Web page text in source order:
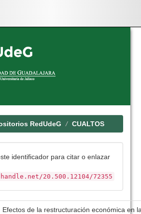
RedUdeG CUALTOS
identificador para citar o enlazar
20.500.12104/72355
Efectos de la restructuración económica en